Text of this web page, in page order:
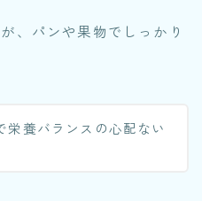
、パンや果物でしっかり
栄養バランスの心配ない